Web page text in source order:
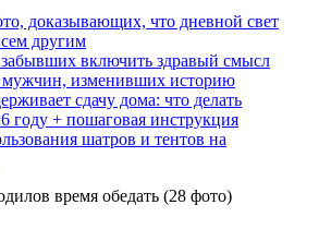
доказывающих, что дневной свет
другим
включить здравый смысл
мужчин, изменивших историю
сдачу дома: что делать
году + пошаговая инструкция
шатров и тентов на
время обедать (28 фото)